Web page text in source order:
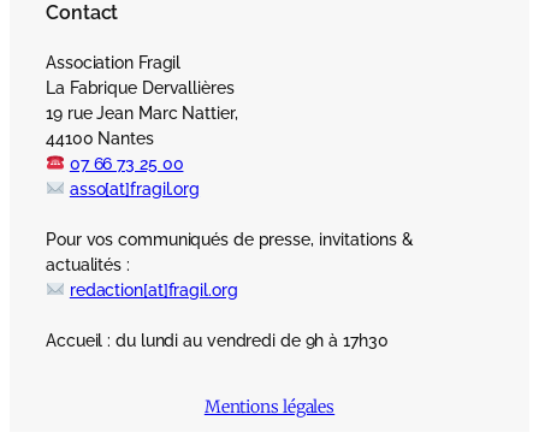
Contact
Association Fragil
La Fabrique Dervallières
19 rue Jean Marc Nattier,
44100 Nantes
07 66 73 25 00
asso[at]fragil.org
Pour vos communiqués de presse, invitations &
actualités :
redaction[at]fragil.org
Accueil : du lundi au vendredi de 9h à 17h30
Mentions légales